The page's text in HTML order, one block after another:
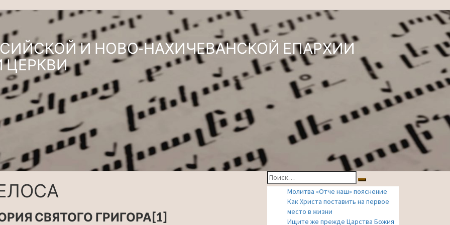
И НОВО-НАХИЧЕВАНСКОЙ ЕПАРХИИ
ЦЕРКВИ
СВЯТОГО ГРИГОРА[1]
Найти:
Поиск
Молитва «Отче наш» пояснение
Как Христа поставить на первое
место в жизни
Ищите же прежде Царства Божия